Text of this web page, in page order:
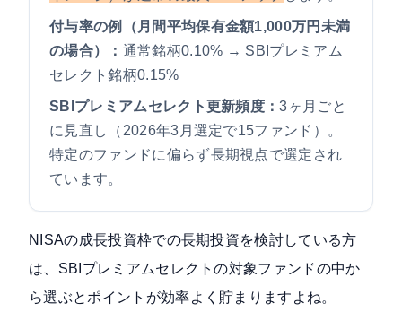
付与率の例（月間平均保有金額1,000万円未満
の場合）： 通常銘柄0.10% → SBIプレミアム
セレクト銘柄0.15%
SBIプレミアムセレクト更新頻度：3ヶ月ごと
に見直し（2026年3月選定で15ファンド）。
特定のファンドに偏らず長期視点で選定され
ています。
NISAの成長投資枠での長期投資を検討している方
は、SBIプレミアムセレクトの対象ファンドの中か
ら選ぶとポイントが効率よく貯まりますよね。